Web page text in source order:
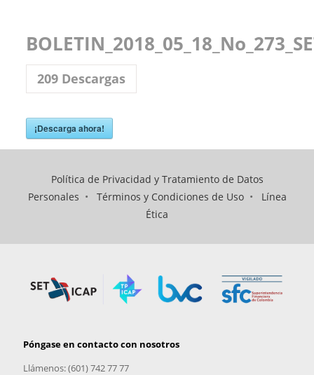
209Descargas
¡Descarga ahora!
Política de Privacidad y Tratamiento de Datos
Personales • Términos y Condiciones de Uso• Línea
Ética
Póngase en contacto con nosotros
Llámenos: (601) 742 77 77